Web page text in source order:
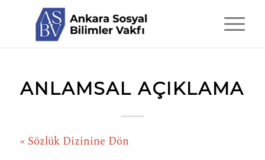
ANLAMSAL AÇIKLAMA
« Sözlük Dizinine Dön